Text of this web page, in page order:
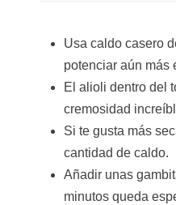
Usa caldo casero
potenciar aún más
El alioli dentro del
cremosidad
Si te gusta más
cantidad de caldo.
Añadir unas
minutos queda